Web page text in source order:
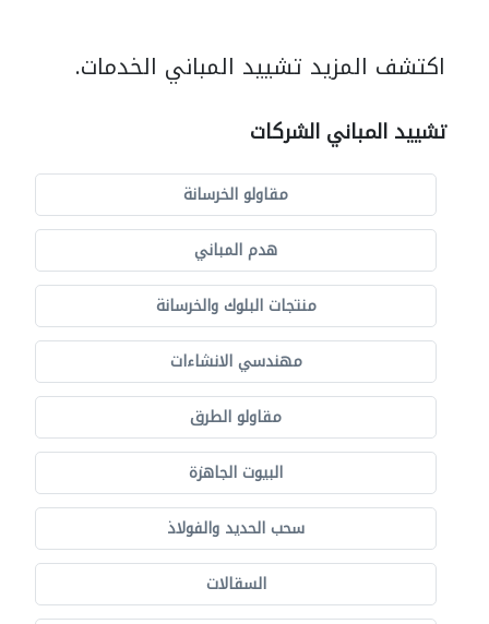
اكتشف المزيد تشييد المباني الخدمات.
تشييد المباني الشركات
مقاولو الخرسانة
هدم المباني
منتجات البلوك والخرسانة
مهندسي الانشاءات
مقاولو الطرق
البيوت الجاهزة
سحب الحديد والفولاذ
السقالات